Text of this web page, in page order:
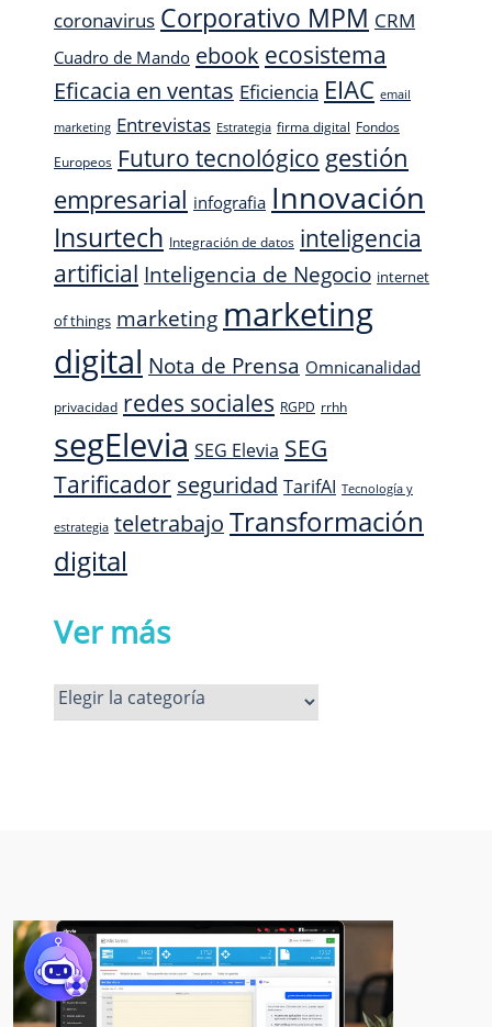
coronavirus Corporativo MPM CRM
Cuadro de Mando ebook ecosistema
Eficacia en ventas Eficiencia EIAC email
marketing Entrevistas Estrategia firma digital Fondos
Europeos Futuro tecnológico gestión
empresarial infografia Innovación
Insurtech Integración de datos inteligencia
artificial Inteligencia de Negocio internet
of things marketing marketing
digital Nota de Prensa Omnicanalidad
privacidad redes sociales RGPD rrhh
segElevia SEG Elevia SEG
Tarificador seguridad TarifAI Tecnología y
estrategia teletrabajo Transformación
digital
Ver más
Ver
más